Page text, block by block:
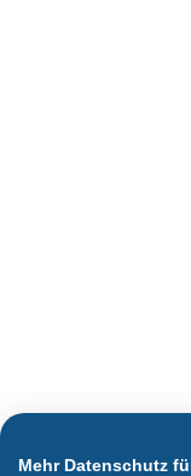
Mehr Datenschutz